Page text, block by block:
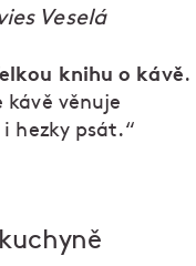
Veselá
knihu o kávě.
kávě věnuje
hezky psát.“